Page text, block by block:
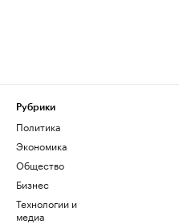
Рубрики
Политика
Экономика
Общество
Бизнес
Технологии и
медиа